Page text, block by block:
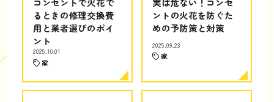
るときの修理交換費
用と業者選びのポイ
ント
2025.10.01
家
ントの火花を防ぐた
めの予防策と対策
2025.09.23
家